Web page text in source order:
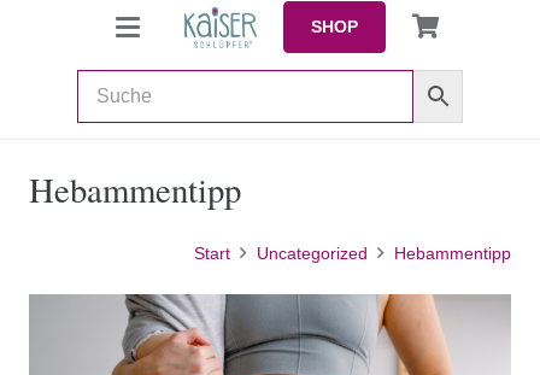
SHOP
Hebammentipp
Start Uncategorized Hebammentipp